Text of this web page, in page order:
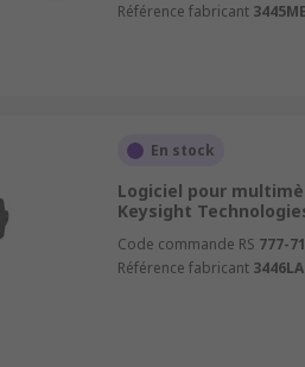
Référence fabricant
En stock
Logiciel pour
Keysight
Code commande RS 777-
Référence fabricant